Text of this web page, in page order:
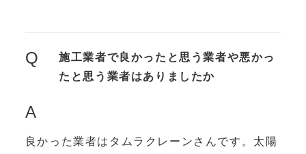
Q
施工業者で良かったと思う業者や悪かっ
たと思う業者はありましたか
A
良かった業者はタムラクレーンさんです。太陽